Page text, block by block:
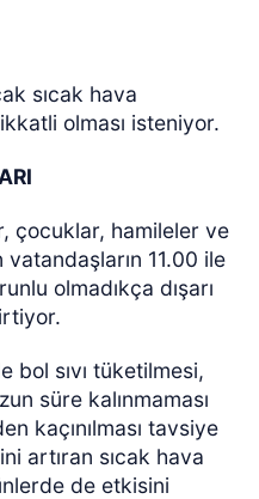
sıcak hava
olması isteniyor.
çocuklar, hamileler ve
vatandaşların 11.00 ile
olmadıkça dışarı
bol sıvı tüketilmesi,
süre kalınmaması
kaçınılması tavsiye
artıran sıcak hava
de etkisini